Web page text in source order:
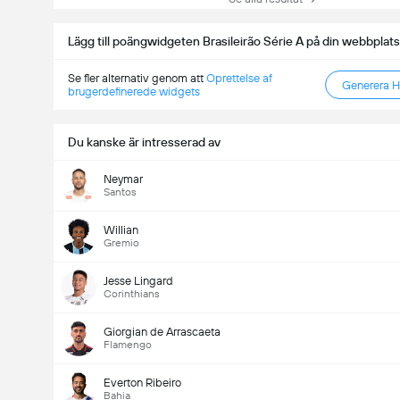
Lägg till poängwidgeten Brasileirão Série A på din webbplats
Se fler alternativ genom att Oprettelse af
brugerdefinerede widgets
Generera
Du kanske är intresserad av
Neymar
Santos
Willian
Gremio
Jesse Lingard
Corinthians
Giorgian de Arrascaeta
Flamengo
Everton Ribeiro
Bahia